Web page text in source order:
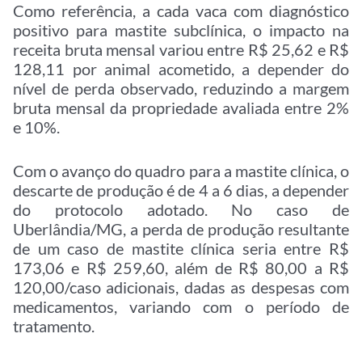
Como referência, a cada vaca com diagnóstico
positivo para mastite subclínica, o impacto na
receita bruta mensal variou entre R$ 25,62 e R$
128,11 por animal acometido, a depender do
nível de perda observado, reduzindo a margem
bruta mensal da propriedade avaliada entre 2%
e 10%.
Com o avanço do quadro para a mastite clínica, o
descarte de produção é de 4 a 6 dias, a depender
do protocolo adotado. No caso de
Uberlândia/MG, a perda de produção resultante
de um caso de mastite clínica seria entre R$
173,06 e R$ 259,60, além de R$ 80,00 a R$
120,00/caso adicionais, dadas as despesas com
medicamentos, variando com o período de
tratamento.